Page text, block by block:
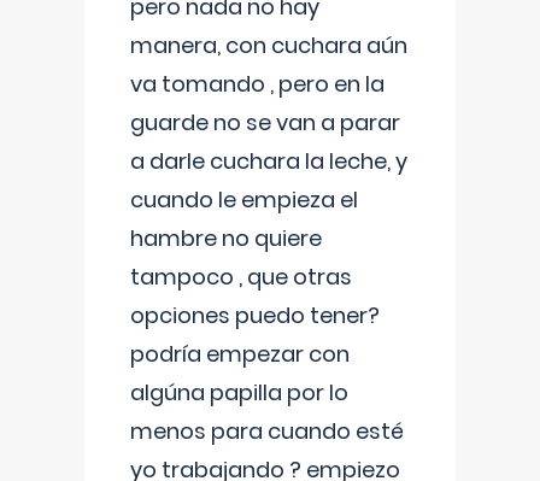
pero nada no hay
manera, con cuchara aún
va tomando , pero en la
guarde no se van a parar
a darle cuchara la leche, y
cuando le empieza el
hambre no quiere
tampoco , que otras
opciones puedo tener?
podría empezar con
algúna papilla por lo
menos para cuando esté
yo trabajando ? empiezo